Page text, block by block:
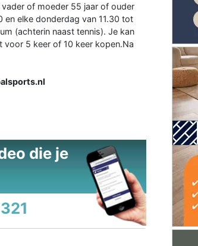
of moeder 55 jaar of ouder
en elke donderdag van 11.30 tot
(achterin naast tennis). Je kan
5 keer of 10 keer kopen.Na
die je